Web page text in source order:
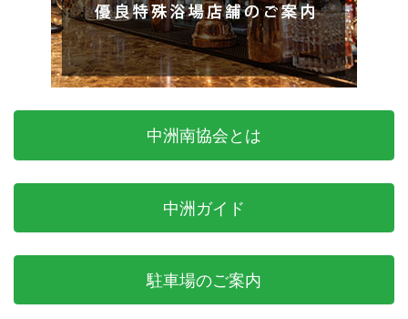
中洲南協会とは
中洲ガイド
駐車場のご案内